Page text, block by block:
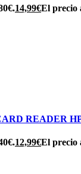
14,99€El precio
READER
12,99€El precio